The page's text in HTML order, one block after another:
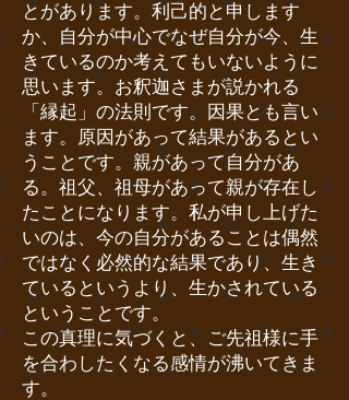
とがあります。利己的と申します
か、自分が中心でなぜ自分が今、生
きているのか考えてもいないように
思います。お釈迦さまが説かれる
「縁起」の法則です。因果とも言い
ます。原因があって結果があるとい
うことです。親があって自分があ
る。祖父、祖母があって親が存在し
たことになります。私が申し上げた
いのは、今の自分があることは偶然
ではなく必然的な結果であり、生き
ているというより、生かされている
ということです。
この真理に気づくと、ご先祖様に手
を合わしたくなる感情が沸いてきま
す。